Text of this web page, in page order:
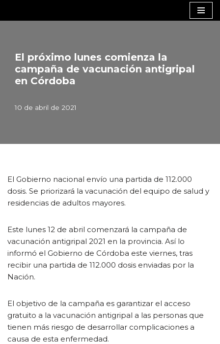
El próximo lunes comienza la
campaña de vacunación antigripal
en Córdoba
10 de abril de 2021
El Gobierno nacional envío una partida de 112.000
dosis. Se priorizará la vacunación del equipo de salud y
residencias de adultos mayores.
Este lunes 12 de abril comenzará la campaña de
vacunación antigripal 2021 en la provincia. Así lo
informó el Gobierno de Córdoba este viernes, tras
recibir una partida de 112.000 dosis enviadas por la
Nación.
El objetivo de la campaña es garantizar el acceso
gratuito a la vacunación antigripal a las personas que
tienen más riesgo de desarrollar complicaciones a
causa de esta enfermedad.